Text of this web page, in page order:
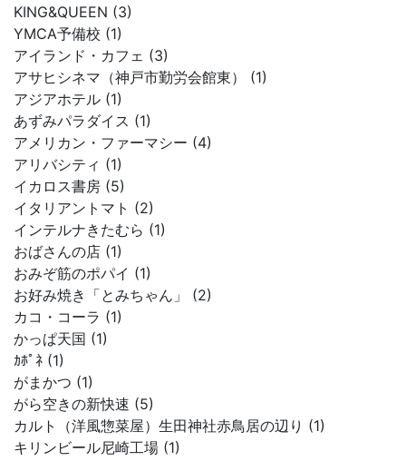
KING&QUEEN (3)
YMCA予備校 (1)
アイランド・カフェ (3)
アサヒシネマ（神戸市勤労会館東） (1)
アジアホテル (1)
あずみパラダイス (1)
アメリカン・ファーマシー (4)
アリバシティ (1)
イカロス書房 (5)
イタリアントマト (2)
インテルナきたむら (1)
おばさんの店 (1)
おみぞ筋のポパイ (1)
お好み焼き「とみちゃん」 (2)
カコ・コーラ (1)
かっぱ天国 (1)
ｶﾎﾟﾈ (1)
がまかつ (1)
がら空きの新快速 (5)
カルト（洋風惣菜屋）生田神社赤鳥居の辺り (1)
キリンビール尼崎工場 (1)